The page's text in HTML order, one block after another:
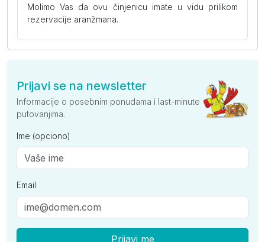
Molimo Vas da ovu činjenicu imate u vidu prilikom
rezervacije aranžmana.
Prijavi se na newsletter
Informacije o posebnim ponudama i last-minute
putovanjima.
Ime (opciono)
Email
Prijavi me